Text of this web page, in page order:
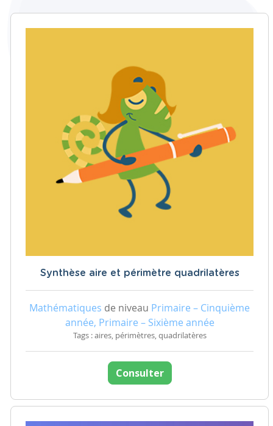
Synthèse aire et périmètre quadrilatères
Mathématiques de niveau Primaire – Cinquième
année, Primaire – Sixième année
Tags : aires, périmètres, quadrilatères
Consulter